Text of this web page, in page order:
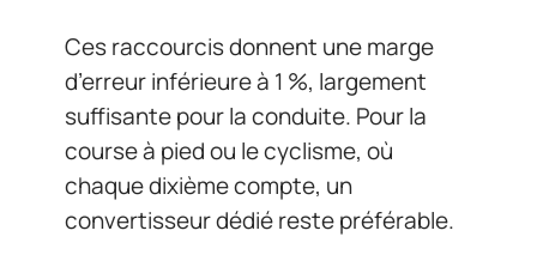
Ces raccourcis donnent une marge
d’erreur inférieure à 1 %, largement
suffisante pour la conduite. Pour la
course à pied ou le cyclisme, où
chaque dixième compte, un
convertisseur dédié reste préférable.